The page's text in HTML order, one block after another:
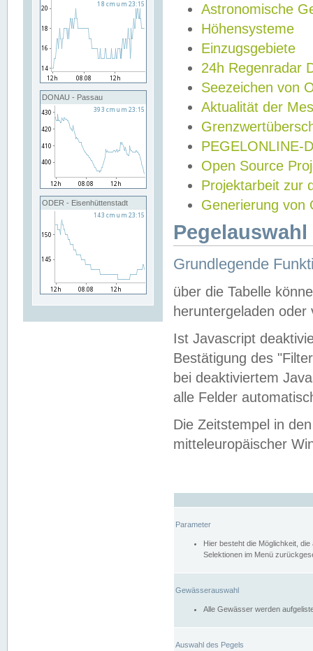
DONAU - Passau
ODER - Eisenhüttenstadt
Astronomische
Höhensysteme
Einzugsgebiete
24h Regenradar
Seezeichen von
Aktualität der
PEGELONLINE-
Open Source
Projektarbeit zur
Generierung von
Grundlegende
über die Tabelle
heruntergeladen oder
Ist Javascript
Bestätigung des
bei deaktiviertem
alle Felder
Die Zeitstempel in
mitteleuropäischer
Parameter
Hier besteht die Möglichkeit,
Selektionen im Menü
Gewässerauswahl
Alle Gewässer werden
Auswahl des Pegels